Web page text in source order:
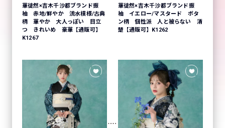
華徒然×吉木千沙都ブランド振
袖 赤地/鮮やか 流水模様/古典
柄 華やか 大人っぽい 目立
つ きれいめ 豪華【通販可】
K1267
華徒然×吉木千沙都ブランド振
袖 イエロー/マスタード ボタ
ン柄 個性派 人と被らない 清
楚【通販可】K1262